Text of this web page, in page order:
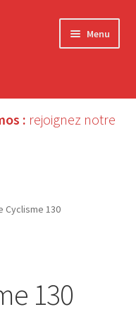
Menu
: rejoignez notre
Cyclisme 130
130